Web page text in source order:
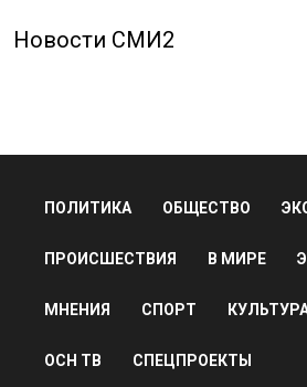
Новости СМИ2
ПОЛИТИКА ОБЩЕСТВО
ПРОИСШЕСТВИЯ В МИРЕ
МНЕНИЯ СПОРТ
ОСН ТВ СПЕЦПРОЕКТЫ